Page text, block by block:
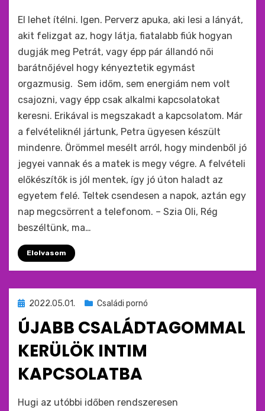
by monkey
El lehet ítélni. Igen. Perverz apuka, aki lesi a lányát,
akit felizgat az, hogy látja, fiatalabb fiúk hogyan
dugják meg Petrát, vagy épp pár állandó női
barátnőjével hogy kényeztetik egymást
orgazmusig. Sem időm, sem energiám nem volt
csajozni, vagy épp csak alkalmi kapcsolatokat
keresni. Erikával is megszakadt a kapcsolatom. Már
a felvételiknél jártunk, Petra ügyesen készült
mindenre. Örömmel mesélt arról, hogy mindenből jó
jegyei vannak és a matek is megy végre. A felvételi
előkészítők is jól mentek, így jó úton haladt az
egyetem felé. Teltek csendesen a napok, aztán egy
nap megcsörrent a telefonom. – Szia Oli, Rég
beszéltünk, ma…
Elolvasom
Beküldve
ide
2022.05.01. Családi pornó
ÚJABB CSALÁDTAGOMMAL
KERÜLÖK INTIM
KAPCSOLATBA
by monkey
Hugi az utóbbi időben rendszeresen